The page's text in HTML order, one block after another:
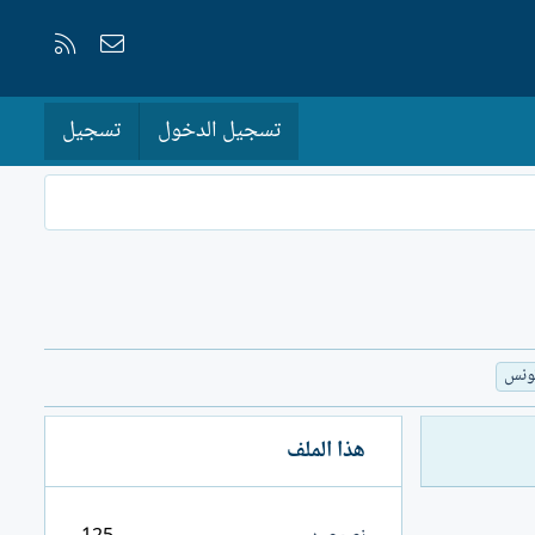
إتصل بنا
تسجيل الدخول تسجيل
هذا الملف